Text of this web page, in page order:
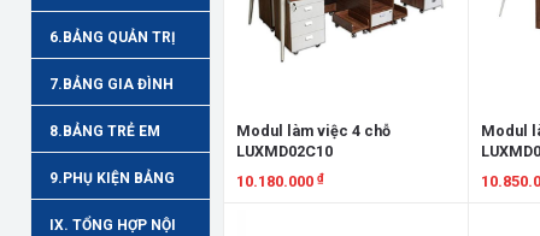
6.BẢNG QUẢN TRỊ
7.BẢNG GIA ĐÌNH
8.BẢNG TRẺ EM
9.PHỤ KIỆN BẢNG
IX. TỔNG HỢP NỘI
Modul làm việc 4 chỗ
LUXMD02C10
10.180.000 ₫
Modul